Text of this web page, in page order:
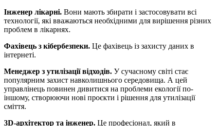
Інженер лікарні. Вони мають збирати і застосовувати всі
технології, які вважаються необхідними для вирішення різних
проблем в лікарнях.
Фахівець з кібербезпеки. Це фахівець із захисту даних в
інтернеті.
Менеджер з утилізації відходів. У сучасному світі стає
популярним захист навколишнього середовища. А цей
управлінець повинен дивитися на проблеми екології по-
іншому, створюючи нові проєкти і рішення для утилізації
сміття.
3D-архітектор та інженер. Це професіонал, який в